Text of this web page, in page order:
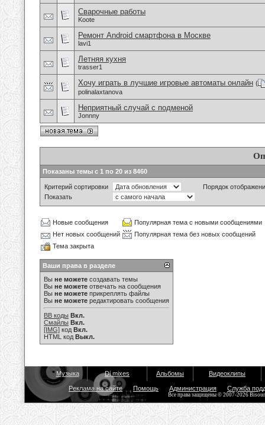
Сварочные работы
Koote
Ремонт Android смартфона в Москве
lavi1
Летняя кухня
trasser1
Хочу играть в лучшие игровые автоматы онлайн (
polinalaxtanova
Неприятный случай с подменой
Jonnny
Показаны темы с 1 по 20 из 8460
Критерий сортировки
Порядок
Показать
Новые сообщения
Популярная тема с новыми сообщениями
Нет новых сообщений
Популярная тема без новых сообщений
Тема закрыта
Ваши права в разделе
Вы не можете создавать темы
Вы не можете отвечать на сообщения
Вы не можете прикреплять файлы
Вы не можете редактировать сообщения
BB коды Вкл.
Смайлы Вкл.
[IMG] код Вкл.
HTML код Выкл.
Музыка Dj mixes Альбомы Видеоклипы
Реклама на сайте Помощь Администрация Служба
Все права защищены © 2007-2026